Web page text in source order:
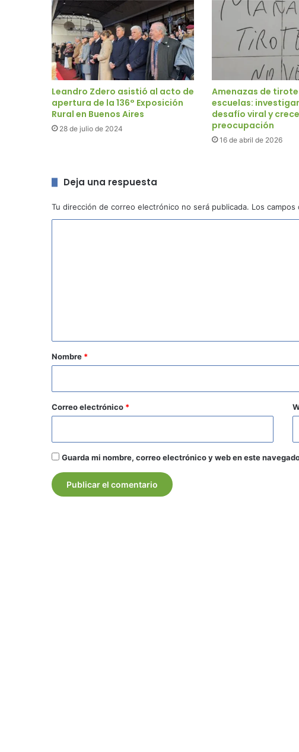
Leandro Zdero asistió al acto de
apertura de la 136° Exposición
Rural en Buenos Aires
28 de julio de 2024
Amenazas de
escuelas:
desafío viral y
preocupación
16 de abril de 2026
Deja una respuesta
Tu dirección de correo electrónico no será publicada. Los
r
o
*
Nombre *
Correo electrónico *
Guarda mi nombre, correo electrónico y web en este